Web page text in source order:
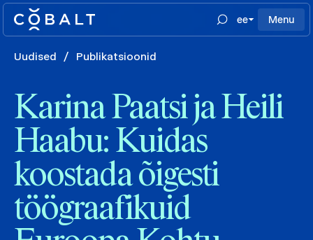
ee Menu
Uudised / Publikatsioonid
Karina Paatsi ja Heili
Haabu: Kuidas
koostada õigesti
töögraafikuid